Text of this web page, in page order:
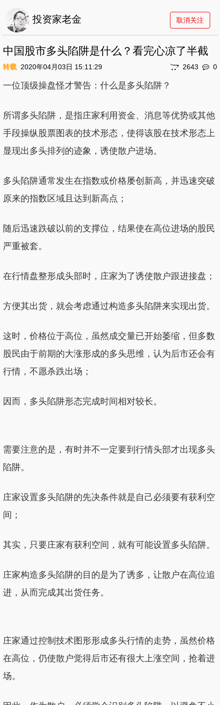
投资家老金 取消关注
中国股市多头陷阱是什么？看完心凉了半截
转载 2020年04月03日 15:11:29 2643 0
一位顶级操盘怪才警告：什么是多头陷阱？
所谓多头陷阱，是指庄家利用资金、消息等优势或其他
手段操纵股票图表的技术形态，使得该股在技术形态上
显现出多头排列的迹象，诱使散户进场。
多头陷阱通常发生在指数或价格屡创新高，并迅速突破
原来的指数区域且达到新高点；
随后迅速跌破以前的支撑位，结果使在高位进场的股民
严重被套。
在行情盘整形成头部时，庄家为了诱使散户跟进接盘；
方便其出货，就会考虑通过构造多头陷阱来实现出货。
这时，价格位于高位，虽然成交量已开始萎缩，但多数
股民由于前期的大涨形成的多头思维，认为后市还会有
行情，不愿杀跌出场；
因而，多头陷阱形态完成时间相对较长。
需要注意的是，有时并不一定要到行情头部才出现多头
陷阱。
庄家设置多头陷阱的先决条件就是自己必须要有获利空
间；
其实，只要庄家有获利空间，就有可能设置多头陷阱。
庄家构造多头陷阱的目的是为了诱多，让散户在高位追
进，从而完成其出货任务。
庄家通过控制技术图形形成多头行情的走势，虽然价格
在高位，仍使散户觉得后市还有很大上涨空间，抢着进
场。